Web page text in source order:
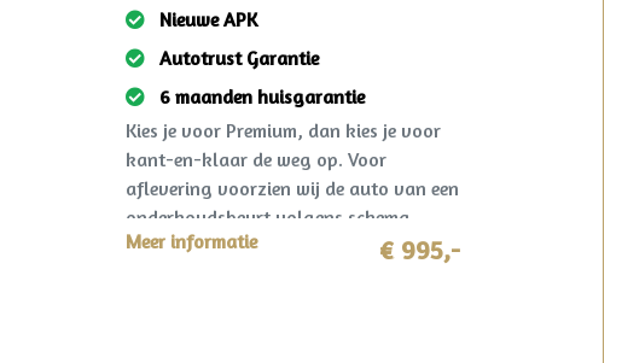
Nieuwe APK
Autotrust Garantie
6 maanden huisgarantie
Kies je voor Premium, dan kies je voor
kant-en-klaar de weg op. Voor
aflevering voorzien wij de auto van een
onderhoudsbeurt volgens schema,
nieuwe APK en een grondige technische
Meer informatie € 995,-